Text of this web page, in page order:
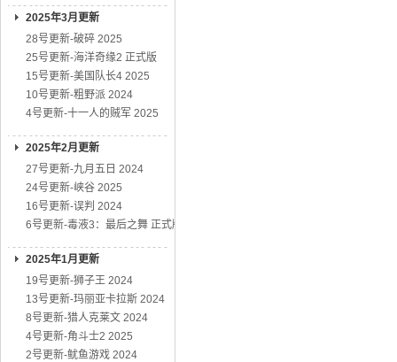
2025年3月更新
28号更新-破碎 2025
25号更新-海洋奇缘2 正式版
15号更新-美国队长4 2025
10号更新-粗野派 2024
4号更新-十一人的贼军 2025
2025年2月更新
27号更新-九月五日 2024
24号更新-峡谷 2025
16号更新-误判 2024
6号更新-毒液3：最后之舞 正式版
2025年1月更新
19号更新-狮子王 2024
13号更新-玛丽亚卡拉斯 2024
8号更新-猎人克莱文 2024
4号更新-角斗士2 2025
2号更新-鱿鱼游戏 2024